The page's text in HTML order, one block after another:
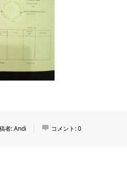
者:Andi コメント:0